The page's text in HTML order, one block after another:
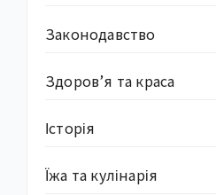
Законодавство
Здоров’я та краса
Історія
Їжа та кулінарія